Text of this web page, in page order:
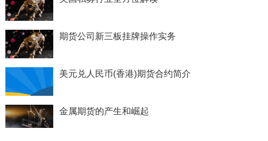
期货公司新三板挂牌操作实务
美元兑人民币(香港)期货合约简介
金属期货的产生和崛起